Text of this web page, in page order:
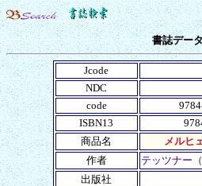
書誌データ
Jcode
NDC
code
ISBN13
商品名
メルヒ
作者
テッツナー
出版社